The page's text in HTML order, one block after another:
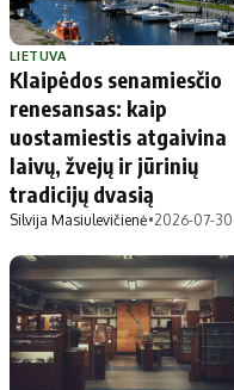
LIETUVA
Klaipėdos senamiesčio
renesansas: kaip
uostamiestis atgaivina
laivų, žvejų ir jūrinių
tradicijų dvasią
Silvija Masiulevičienė•2026-07-30